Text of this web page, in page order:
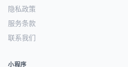
隐私政策
服务条款
联系我们
小程序